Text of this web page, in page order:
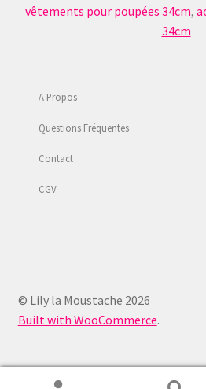
vêtements pour poupées 34cm,
34cm
A Propos
Questions Fréquentes
Contact
CGV
© Lily la Moustache 2026
Built with WooCommerce.